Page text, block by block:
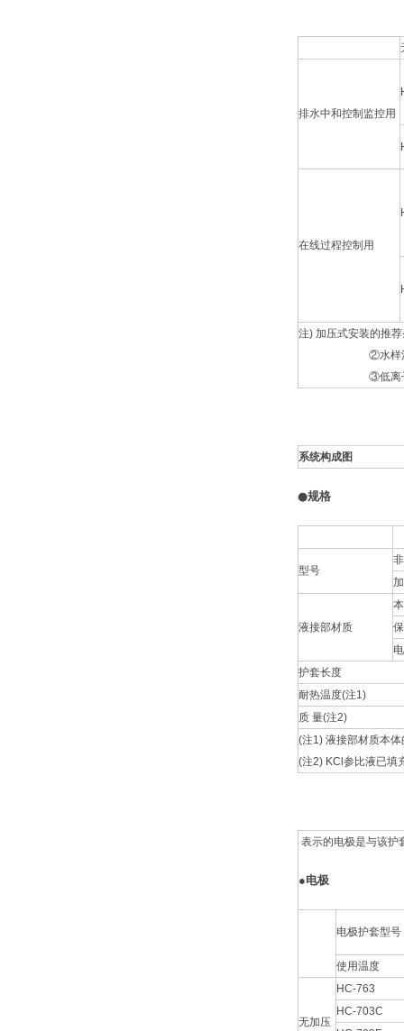
排水中和控制监控用
在线过程控制用
注) 加压式安装的推
②水样污染较
③低离子水测定
系统构成图
●规格
型号
液接部材质
护套长度
耐热温度(注1)
质 量(注2)
(注1) 液接部材质本
(注2) KCl参比液已填
表示的电极是与该护
●电极
电极护套型号
使用温度
无加压
HC-763
HC-703C